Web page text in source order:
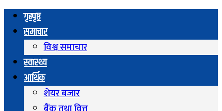
गृहपृष्ठ
समाचार
विश्व समाचार
स्वास्थ्य
आर्थिक
शेयर बजार